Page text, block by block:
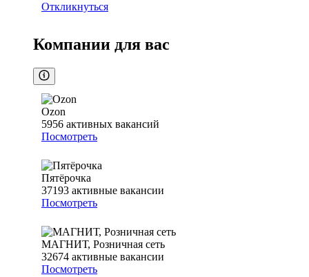
Откликнуться
Компании для вас
Ozon
5956 активных вакансий
Посмотреть
Пятёрочка
37193 активные вакансии
Посмотреть
МАГНИТ, Розничная сеть
32674 активные вакансии
Посмотреть